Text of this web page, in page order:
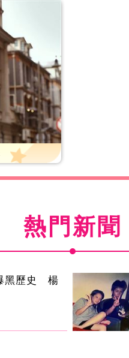
熱門新聞
黑歷史 楊